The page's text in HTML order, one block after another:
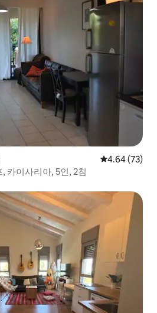
평점 4.64점(5
4.64 (73)
카이사리아, 5인, 2침